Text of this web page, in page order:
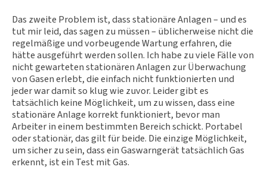
Das zweite Problem ist, dass stationäre Anlagen – und es
tut mir leid, das sagen zu müssen – üblicherweise nicht die
regelmäßige und vorbeugende Wartung erfahren, die
hätte ausgeführt werden sollen. Ich habe zu viele Fälle von
nicht gewarteten stationären Anlagen zur Überwachung
von Gasen erlebt, die einfach nicht funktionierten und
jeder war damit so klug wie zuvor. Leider gibt es
tatsächlich keine Möglichkeit, um zu wissen, dass eine
stationäre Anlage korrekt funktioniert, bevor man
Arbeiter in einem bestimmten Bereich schickt. Portabel
oder stationär, das gilt für beide. Die einzige Möglichkeit,
um sicher zu sein, dass ein Gaswarngerät tatsächlich Gas
erkennt, ist ein Test mit Gas.